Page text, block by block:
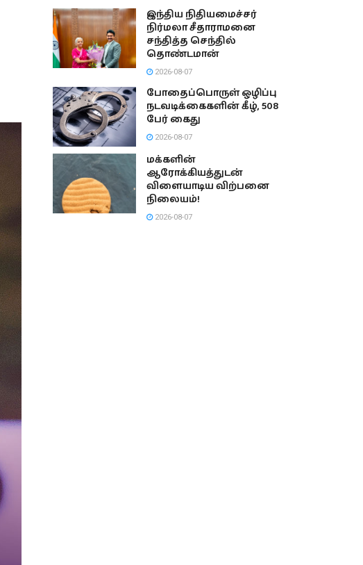
இந்திய நிதியமைச்சர்
நிர்மலா சீதாராமனை
சந்தித்த செந்தில்
தொண்டமான்
2026-08-07
போதைப்பொருள் ஒழிப்பு
நடவடிக்கைகளின் கீழ், 508
பேர் கைது
2026-08-07
மக்களின்
ஆரோக்கியத்துடன்
விளையாடிய விற்பனை
நிலையம்!
2026-08-07